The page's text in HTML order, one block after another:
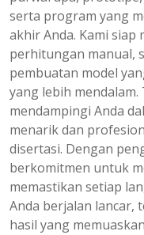
serta program yang
akhir Anda. Kami siap
perhitungan manual,
pembuatan model
yang lebih
mendampingi Anda
menarik dan
disertasi. Dengan
berkomitmen untuk
memastikan setiap
Anda berjalan lancar,
hasil yang